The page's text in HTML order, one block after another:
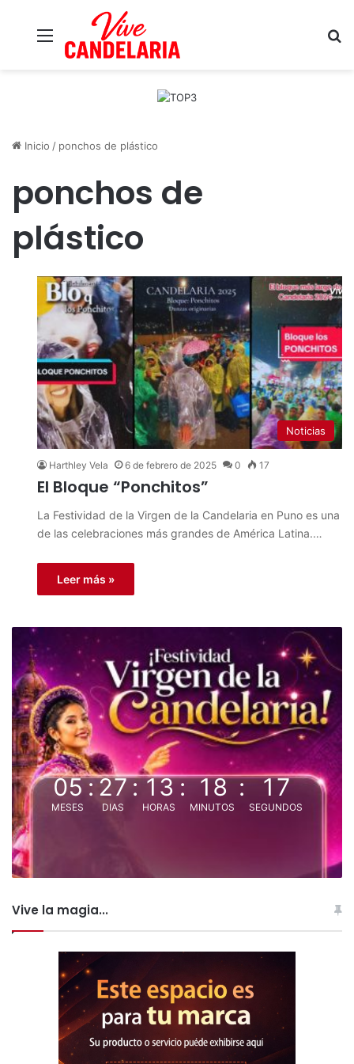
Inicio / ponchos de plástico
ponchos de
plástico
Noticias
Harthley Vela 6 de febrero de 2025 0 17
El Bloque “Ponchitos”
La Festividad de la Virgen de la Candelaria en Puno es una
de las celebraciones más grandes de América Latina.…
Leer más »
05
MESES
:27
DIAS
:13
HORAS
: 18
MINUTOS
: 17
SEGUNDOS
Vive la magia...